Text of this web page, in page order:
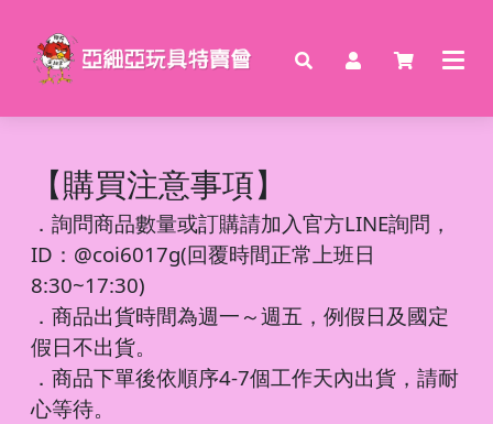
【購買注意事項】
． 詢問商品數量或訂購請加入官方LINE詢問，
ID：@coi6017g(回覆時間正常上班日
8:30~17:30)
．商品出貨時間為週一～週五，例假日及國定
假日不出貨。
．商品下單後依順序4-7個工作天內出貨，請耐
心等待。